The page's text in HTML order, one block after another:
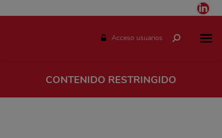
Acceso usuarios Buscar:
CONTENIDO RESTRINGIDO